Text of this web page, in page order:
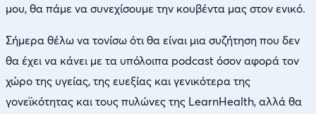
μου, θα πάμε να συνεχίσουμε την κουβέντα μας στον ενικό.
Σήμερα θέλω να τονίσω ότι θα είναι μια συζήτηση που δεν
θα έχει να κάνει με τα υπόλοιπα podcast όσον αφορά τον
χώρο της υγείας, της ευεξίας και γενικότερα της
γονεϊκότητας και τους πυλώνες της LearnHealth, αλλά θα